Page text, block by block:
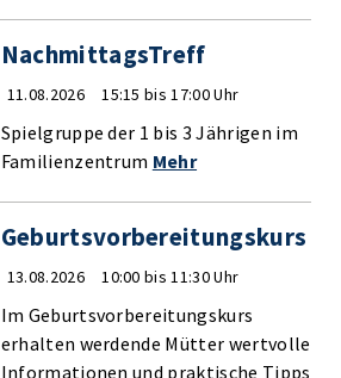
NachmittagsTreff
11.08.2026 15:15 bis 17:00 Uhr
Spielgruppe der 1 bis 3 Jährigen im
Familienzentrum Mehr
Geburtsvorbereitungskurs
13.08.2026 10:00 bis 11:30 Uhr
Im Geburtsvorbereitungskurs
erhalten werdende Mütter wertvolle
Informationen und praktische Tipps